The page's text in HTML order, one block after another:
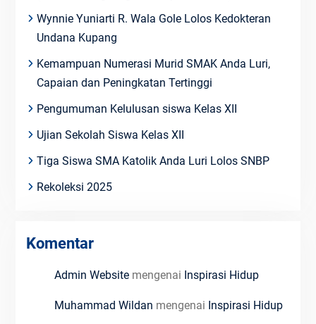
Wynnie Yuniarti R. Wala Gole Lolos Kedokteran
Undana Kupang
Kemampuan Numerasi Murid SMAK Anda Luri,
Capaian dan Peningkatan Tertinggi
Pengumuman Kelulusan siswa Kelas XII
Ujian Sekolah Siswa Kelas XII
Tiga Siswa SMA Katolik Anda Luri Lolos SNBP
Rekoleksi 2025
Komentar
Admin Websitemengenai Inspirasi Hidup
Muhammad Wildan mengenai Inspirasi Hidup